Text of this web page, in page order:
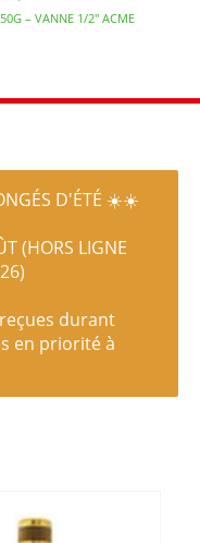
– VANNE 1/2″ ACME
D'ÉTÉ ☀️☀️
(HORS LIGNE
durant
en priorité à